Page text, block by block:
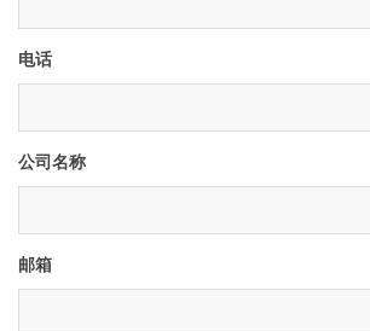
电话
公司名称
邮箱